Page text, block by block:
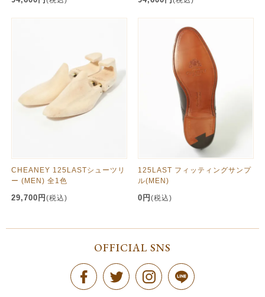
CHEANEY 125LASTシューツリ
ー (MEN) 全1色
29,700円(税込)
125LAST フィッティングサンプ
ル(MEN)
0円(税込)
OFFICIAL SNS